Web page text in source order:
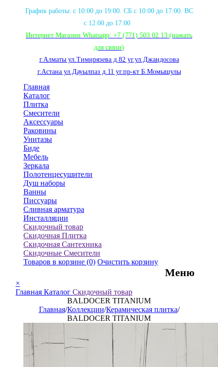
График работы: с 10:00 до 19:00. СБ с 10:00 до 17:00. ВС
с 12:00 до 17:00
Интернет Магазин Whatsapp: +7 (771) 503 02 13 (нажать
для связи)
г.Алматы ул.Тимирязева д.82 уг.ул.Джандосова
г.Астана ул.Дауылпаз д.11 уг.пр-кт Б.Момышулы
Главная
Каталог
Плитка
Смесители
Аксессуары
Раковины
Унитазы
Биде
Мебель
Зеркала
Полотенцесушители
Душ наборы
Ванны
Писсуары
Сливная арматура
Инсталляции
Скидочный товар
Скидочная Плитка
Скидочная Сантехника
Скидочные Смесители
Товаров в корзине (0) Очистить корзину
Меню
×
Главная Каталог Скидочный товар
BALDOCER TITANIUM
Главная/Коллекции/Керамическая плитка/
BALDOCER TITANIUM